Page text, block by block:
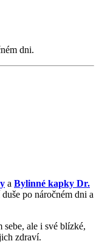
dni.
a Bylinné kapky Dr.
po náročném dni a
ale i své blízké,
zdraví.